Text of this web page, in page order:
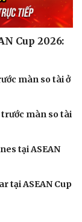
Cup 2026:
màn so tài ở
màn so tài
tại ASEAN
tại ASEAN Cup